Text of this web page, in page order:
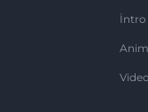
İntro